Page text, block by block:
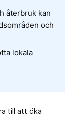
återbruk kan
och
lokala
till att öka